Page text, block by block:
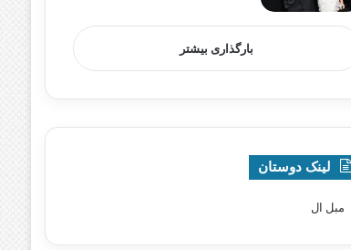
بارگذاری بیشتر
لینک دوستان
مبل ال